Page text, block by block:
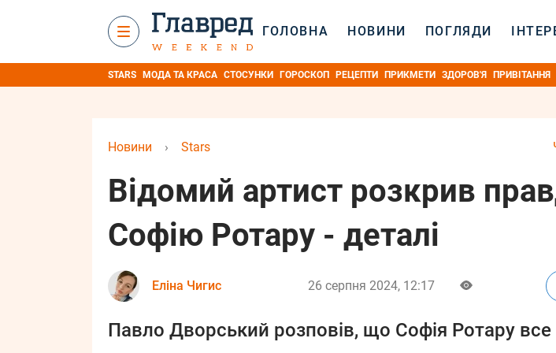
ГОЛОВНА НОВИНИ ПОГЛЯДИ
STARS МОДА ТА КРАСА СТОСУНКИ ГОРОСКОП РЕЦЕПТИ ПРИКМЕТИ ЗДОРОВ'Я ПРИВІТАННЯ
Новини › Stars
Відомий артист розкрив
Софію Ротару - деталі
Еліна Чигис 26 серпня 2024, 12:17
Павло Дворський розповів, що Софія Ротару